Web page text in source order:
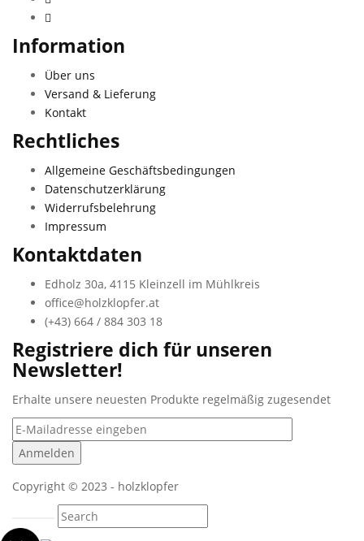
Information
Über uns
Versand & Lieferung
Kontakt
Rechtliches
Allgemeine Geschäftsbedingungen
Datenschutzerklärung
Widerrufsbelehrung
Impressum
Kontaktdaten
Edholz 30a, 4115 Kleinzell im Mühlkreis
office@holzklopfer.at
(+43) 664 / 884 303 18
Registriere dich für unseren
Newsletter!
Erhalte unsere neuesten Produkte regelmäßig zugesendet
Copyright © 2023 - holzklopfer